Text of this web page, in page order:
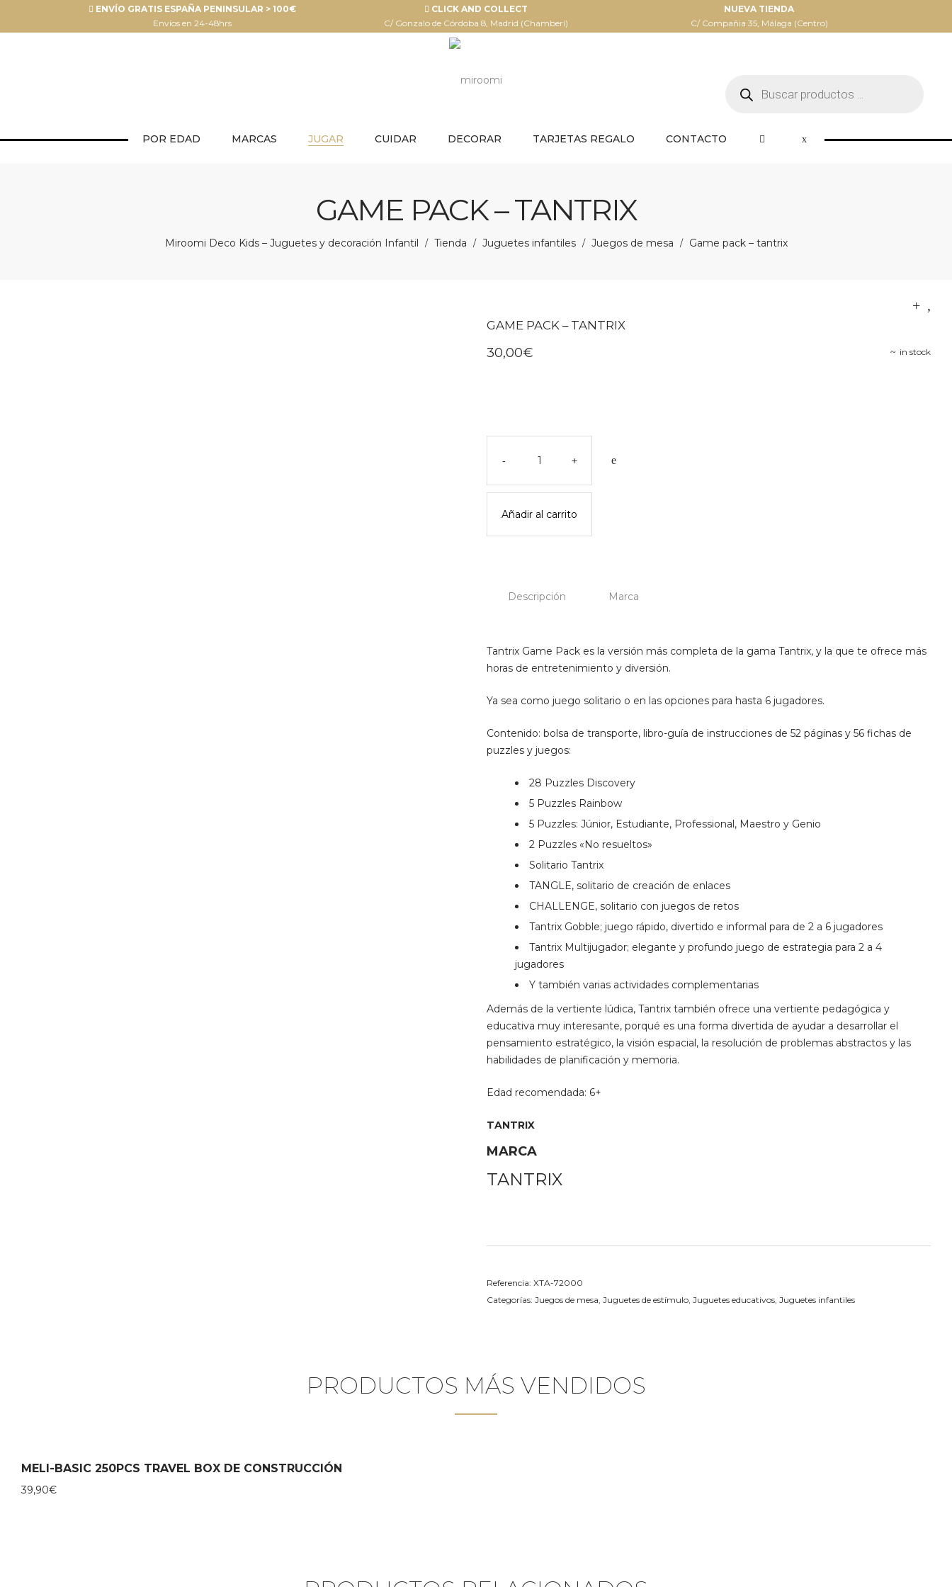
ENVÍO GRATIS ESPAÑA PENINSULAR > 100€
Envíos en 24-48hrs
CLICK AND COLLECT
C/ Gonzalo de Córdoba 8, Madrid (Chamberí)
NUEVA TIENDA
C/ Compañia 35, Málaga (Centro)
productos
POR EDAD MARCAS JUGAR CUIDAR DECORAR TARJETAS REGALO CONTACTO
GAME PACK – TANTRIX
Miroomi Deco Kids – Juguetes y decoración Infantil / Tienda / Juguetes infantiles / Juegos de mesa / Game pack – tantrix
GAME PACK – TANTRIX
in stock
30,00€
-
pack
tantrix
cantidad
+
Añadir al carrito
Descripción Marca
Tantrix Game Pack es la versión más completa de la gama Tantrix, y la que te ofrece más
horas de entretenimiento y diversión.
Ya sea como juego solitario o en las opciones para hasta 6 jugadores.
Contenido: bolsa de transporte, libro-guía de instrucciones de 52 páginas y 56 fichas de
puzzles y juegos:
28 Puzzles Discovery
5 Puzzles Rainbow
5 Puzzles: Júnior, Estudiante, Professional, Maestro y Genio
2 Puzzles «No resueltos»
Solitario Tantrix
TANGLE, solitario de creación de enlaces
CHALLENGE, solitario con juegos de retos
Tantrix Gobble; juego rápido, divertido e informal para de 2 a 6 jugadores
Tantrix Multijugador; elegante y profundo juego de estrategia para 2 a 4
jugadores
Y también varias actividades complementarias
Además de la vertiente lúdica, Tantrix también ofrece una vertiente pedagógica y
educativa muy interesante, porqué es una forma divertida de ayudar a desarrollar el
pensamiento estratégico, la visión espacial, la resolución de problemas abstractos y las
habilidades de planificación y memoria.
Edad recomendada: 6+
TANTRIX
MARCA
TANTRIX
Referencia: XTA-72000
Categorías: Juegos de mesa Juguetes de estímulo Juguetes educativos Juguetes infantiles
PRODUCTOS MÁS VENDIDOS
MELI-BASIC 250PCS TRAVEL BOX DE CONSTRUCCIÓN
39,90€